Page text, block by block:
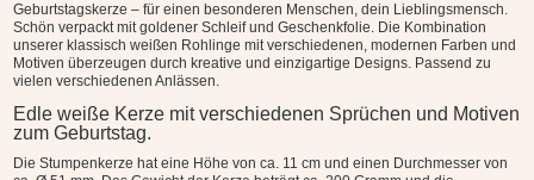
Geburtstagskerze – für einen besonderen Menschen, dein Lieblingsmensch.
Schön verpackt mit goldener Schleif und Geschenkfolie. Die Kombination
unserer klassisch weißen Rohlinge mit verschiedenen, modernen Farben und
Motiven überzeugen durch kreative und einzigartige Designs. Passend zu
vielen verschiedenen Anlässen.
Edle weiße Kerze mit verschiedenen Sprüchen und Motiven
zum Geburtstag.
Die Stumpenkerze hat eine Höhe von ca. 11 cm und einen Durchmesser von